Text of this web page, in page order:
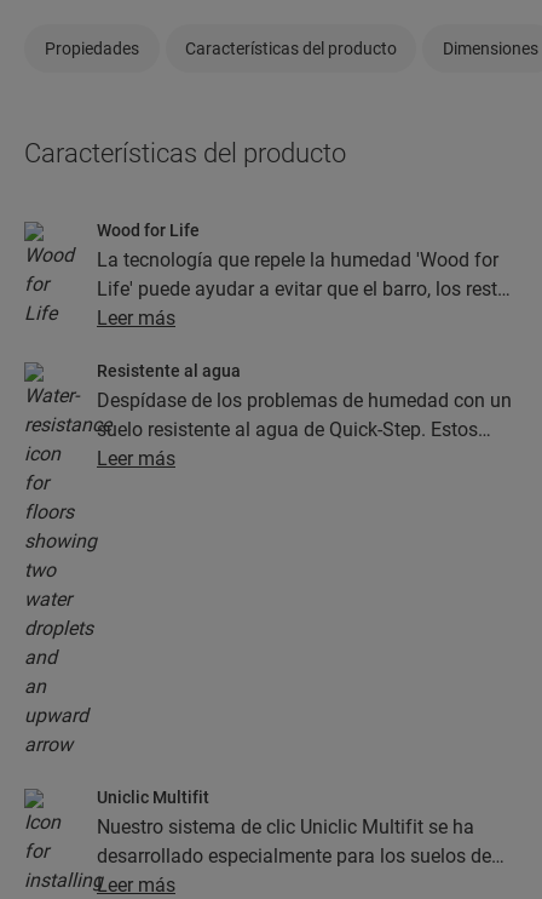
Propiedades Características del producto Dimensiones
Características del producto
Wood for Life
La tecnología que repele la humedad 'Wood for
Life' puede ayudar a evitar que el barro, los restos
de comida y otros tipos de suciedad se
madera. Esto ayuda a que el suelo parezca
nuevo.
Leer más
Resistente al agua
Despídase de los problemas de humedad con un
suelo resistente al agua de Quick-Step. Estos
suelos, además de contar con un aspecto
limpieza en gran medida!
Leer más
Uniclic Multifit
Nuestro sistema de clic Uniclic Multifit se ha
desarrollado especialmente para los suelos de
Quick-Step. Gracias a él, la instalación es rápida
Leer más